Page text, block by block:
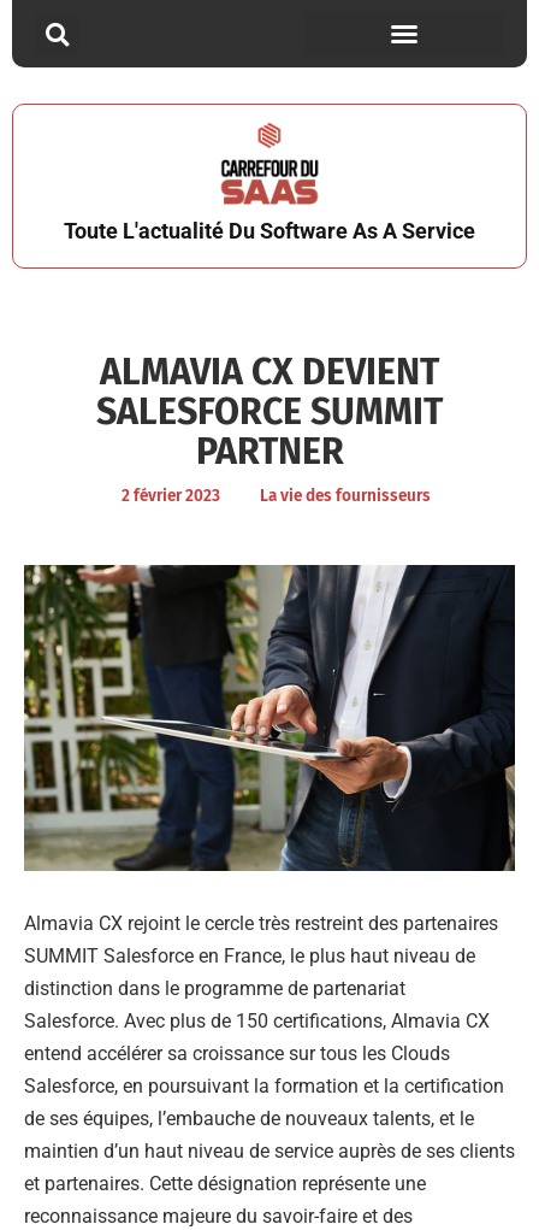
Toute L'actualité Du Software As A Service
ALMAVIA CX DEVIENT
SALESFORCE SUMMIT
PARTNER
2 février 2023 La vie des fournisseurs
Almavia CX rejoint le cercle très restreint des partenaires
SUMMIT Salesforce en France, le plus haut niveau de
distinction dans le programme de partenariat
Salesforce. Avec plus de 150 certifications, Almavia CX
entend accélérer sa croissance sur tous les Clouds
Salesforce, en poursuivant la formation et la certification
de ses équipes, l’embauche de nouveaux talents, et le
maintien d’un haut niveau de service auprès de ses clients
et partenaires. Cette désignation représente une
reconnaissance majeure du savoir-faire et des